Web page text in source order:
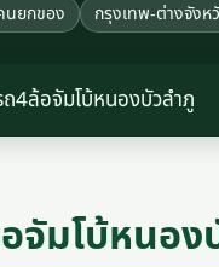
นยกของ กรุงเทพ-ต่างจังห
4ล้อจัมโบ้หนองบัวลำภู
จัมโบ้หนอง